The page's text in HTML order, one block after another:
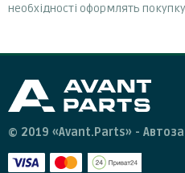
необхідності оформлять
© 2019 «Avant.Parts» -